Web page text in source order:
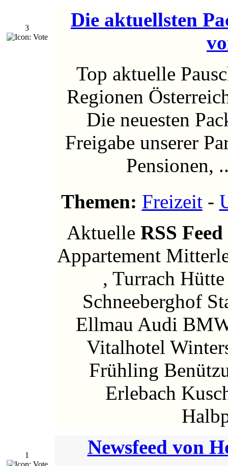
3
Die aktuellsten
Top aktuelle
Regionen
Die neuesten
Freigabe unserer
Pensionen,
Themen: Freizeit-
Aktuelle RSS Feed
Appartement
, Turrach
Schneeberghof
Ellmau Audi
Vitalhotel
Frühling
Erlebach
1
Newsfeed von